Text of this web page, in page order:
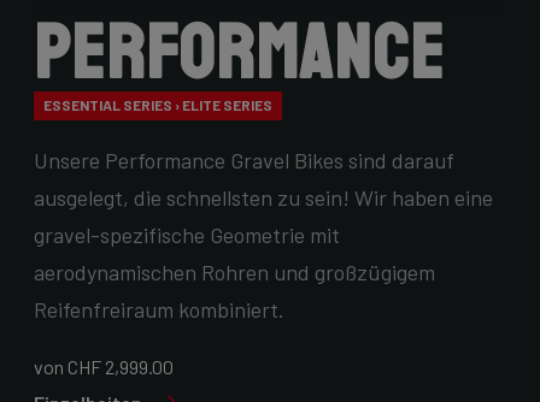
Performance
ESSENTIAL SERIES › ELITE SERIES
Unsere Performance Gravel Bikes sind darauf
ausgelegt, die schnellsten zu sein! Wir haben eine
gravel-spezifische Geometrie mit
aerodynamischen Rohren und großzügigem
Reifenfreiraum kombiniert.
von CHF 2,999.00